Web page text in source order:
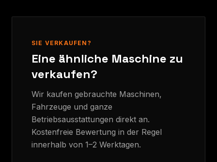
SIE VERKAUFEN?
Eine ähnliche Maschine zu
verkaufen?
Wir kaufen gebrauchte Maschinen,
Fahrzeuge und ganze
Betriebsausstattungen direkt an.
Kostenfreie Bewertung in der Regel
innerhalb von 1–2 Werktagen.